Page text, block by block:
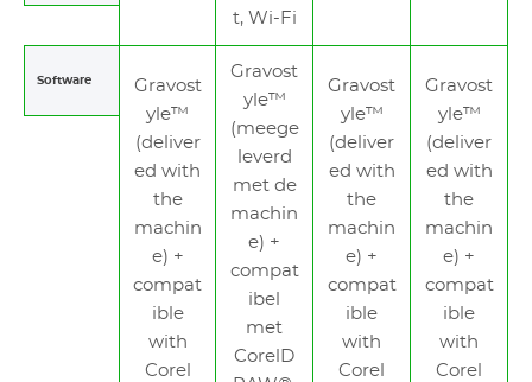
t, Wi-Fi
Software
Gravost
yle™
(deliver
ed with
the
machin
e) +
compat
ible
with
Corel
Gravost
yle™
(meege
leverd
met de
machin
e) +
compat
ibel
met
CorelD
Gravost
yle™
(deliver
ed with
the
machin
e) +
compat
ible
with
Corel
Gravost
yle™
(deliver
ed with
the
machin
e) +
compat
ible
with
Corel